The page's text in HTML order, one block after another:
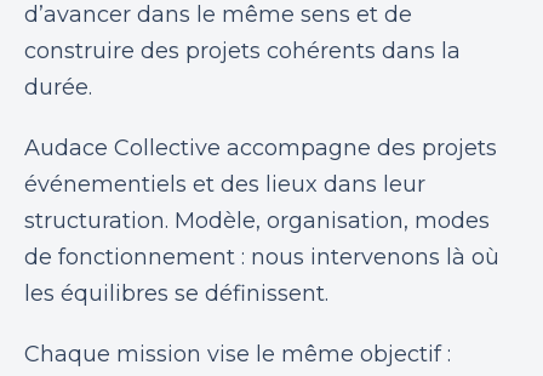
d’avancer dans le même sens et de
construire des projets cohérents dans la
durée.
Audace Collective accompagne des projets
événementiels et des lieux dans leur
structuration. Modèle, organisation, modes
de fonctionnement : nous intervenons là où
les équilibres se définissent.
Chaque mission vise le même objectif :